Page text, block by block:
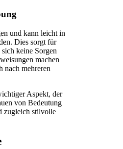
und kann leicht in
Dies sorgt für
keine Sorgen
machen
nach mehreren
Aspekt, der
von Bedeutung
zugleich stilvolle